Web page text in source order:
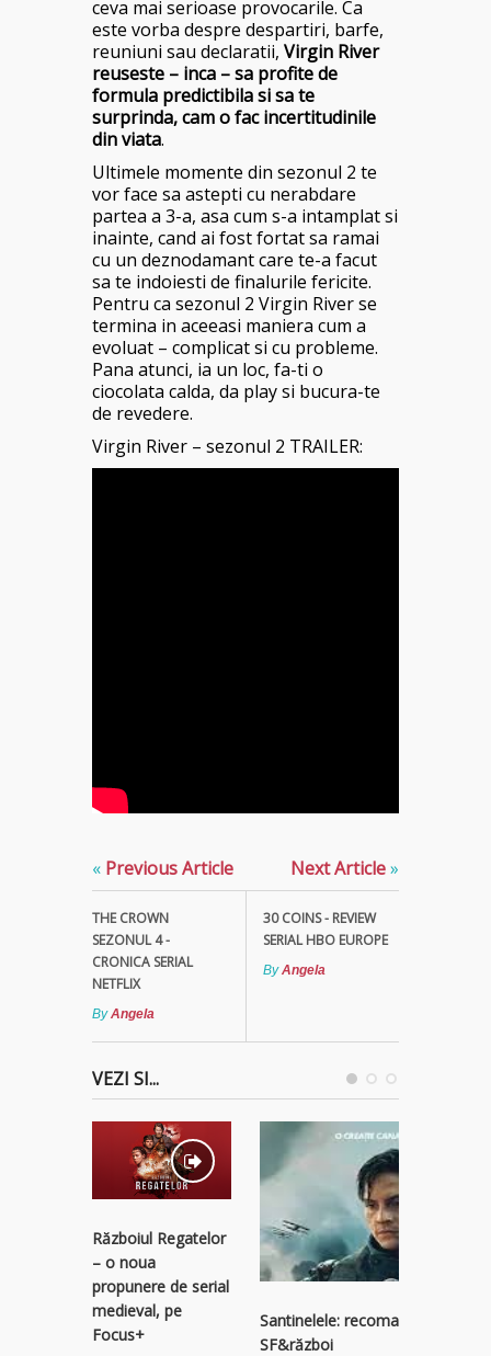
ceva mai serioase provocarile. Ca
este vorba despre despartiri, barfe,
reuniuni sau declaratii, Virgin River
reuseste – inca – sa profite de
formula predictibila si sa te
surprinda, cam o fac incertitudinile
din viata.
Ultimele momente din sezonul 2 te
vor face sa astepti cu nerabdare
partea a 3-a, asa cum s-a intamplat si
inainte, cand ai fost fortat sa ramai
cu un deznodamant care te-a facut
sa te indoiesti de finalurile fericite.
Pentru ca sezonul 2 Virgin River se
termina in aceeasi maniera cum a
evoluat – complicat si cu probleme.
Pana atunci, ia un loc, fa-ti o
ciocolata calda, da play si bucura-te
de revedere.
Virgin River – sezonul 2 TRAILER:
« Previous Article
THE CROWN
SEZONUL 4 -
CRONICA SERIAL
NETFLIX
ByAngela
Next Article»
30 COINS - REVIEW
SERIAL HBO EUROPE
ByAngela
VEZI SI...
Războiul Regatelor
– o noua
propunere de serial
medieval, pe
Focus+
Santinelele: recomandare serial
SF&război